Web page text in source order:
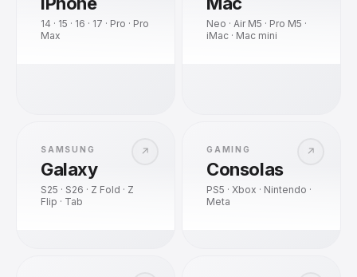
14 · 15 · 16 · 17 · Pro · Pro
Max
Neo · Air M5 · Pro M5 ·
iMac · Mac mini
↗
SAMSUNG
Galaxy
S25 · S26 · Z Fold · Z
Flip · Tab
↗
GAMING
Consolas
PS5 · Xbox · Nintendo ·
Meta